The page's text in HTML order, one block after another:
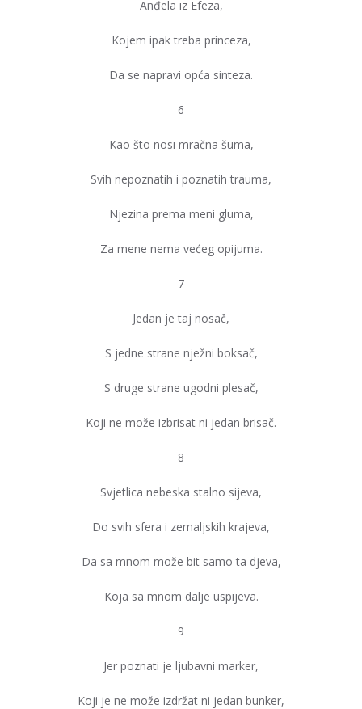
Anđela iz Efeza,
Kojem ipak treba princeza,
Da se napravi opća sinteza.
6
Kao što nosi mračna šuma,
Svih nepoznatih i poznatih trauma,
Njezina prema meni gluma,
Za mene nema većeg opijuma.
7
Jedan je taj nosač,
S jedne strane nježni boksač,
S druge strane ugodni plesač,
Koji ne može izbrisat ni jedan brisač.
8
Svjetlica nebeska stalno sijeva,
Do svih sfera i zemaljskih krajeva,
Da sa mnom može bit samo ta djeva,
Koja sa mnom dalje uspijeva.
9
Jer poznati je ljubavni marker,
Koji je ne može izdržat ni jedan bunker,